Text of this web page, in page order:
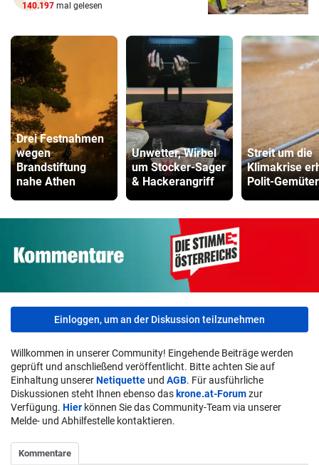
140.197 mal gelesen
Drei Festnahmen
wegen
Brandstiftung
nahe Athen
Unwetter, Wirbel
um Stocker-Sager
& Hackerangriff
Streit um die
Klimakrise
Polit-Gemüter
Einloggen, um an der Diskussion teilzunehmen
Willkommen in unserer Community! Eingehende Beiträge werden
geprüft und anschließend veröffentlicht. Bitte achten Sie auf
Einhaltung unsererNetiquette und AGB. Für ausführliche
Diskussionen steht Ihnen ebenso das krone.at-Forumzur
Verfügung. Hier können Sie das Community-Team via unserer
Melde- und Abhilfestelle kontaktieren.